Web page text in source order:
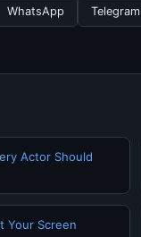
WhatsApp Telegram
Actor Should
Your Screen